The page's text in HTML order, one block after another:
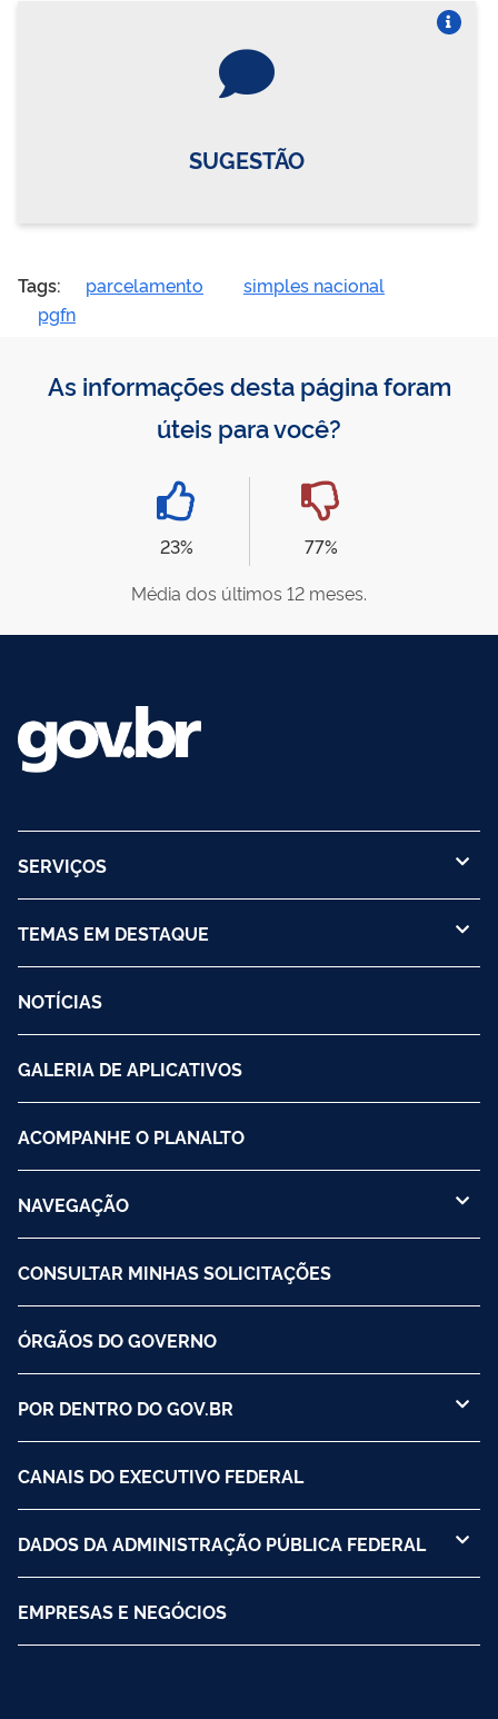
SUGESTÃO
Tags: parcelamento
simples nacional
pgfn
As informações desta página foram
úteis para você?
23%
77%
Média dos últimos 12 meses.
SERVIÇOS
TEMAS EM DESTAQUE
NOTÍCIAS
GALERIA DE APLICATIVOS
ACOMPANHE O PLANALTO
NAVEGAÇÃO
CONSULTAR MINHAS SOLICITAÇÕES
ÓRGÃOS DO GOVERNO
POR DENTRO DO GOV.BR
CANAIS DO EXECUTIVO FEDERAL
DADOS DA ADMINISTRAÇÃO PÚBLICA FEDERAL
EMPRESAS E NEGÓCIOS